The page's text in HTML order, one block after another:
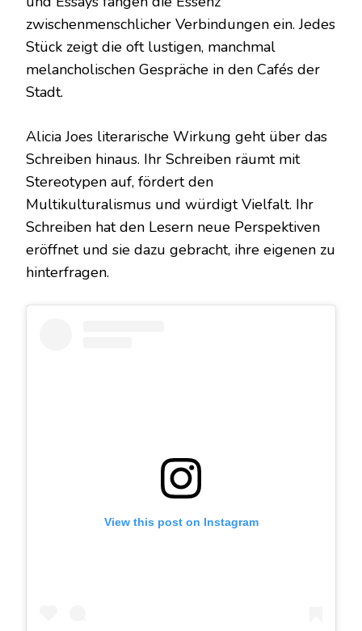
zwischenmenschlicher Verbindungen ein. Jedes
Stück zeigt die oft lustigen, manchmal
melancholischen Gespräche in den Cafés der
Stadt.
Alicia Joes literarische Wirkung geht über das
Schreiben hinaus. Ihr Schreiben räumt mit
Stereotypen auf, fördert den
Multikulturalismus und würdigt Vielfalt. Ihr
Schreiben hat den Lesern neue Perspektiven
eröffnet und sie dazu gebracht, ihre eigenen zu
hinterfragen.
View this post on Instagram